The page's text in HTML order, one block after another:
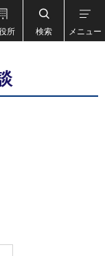
所 検索 メニュー